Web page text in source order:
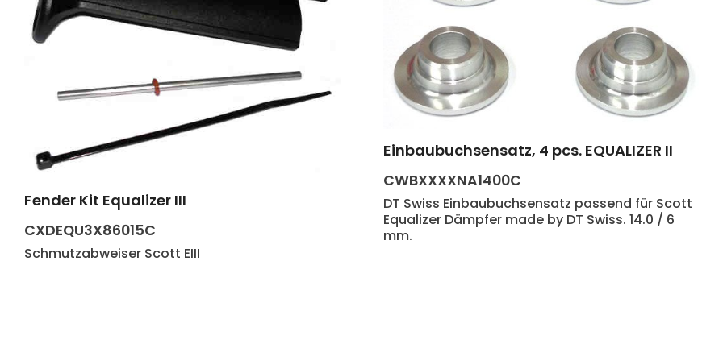
Produkt Anzahl: Gib den gewünschten Wert ein oder benutze die
Fender Kit Equalizer III
CXDEQU3X86015C
Schmutzabweiser Scott EIII
Produkt Anzahl: Gib den
Einbaubuchsensatz, 4 pcs. EQUALIZER II
CWBXXXXNA1400C
DT Swiss Einbaubuchsensatz passend für Scott
Equalizer Dämpfer made by DT Swiss. 14.0 / 6
mm.